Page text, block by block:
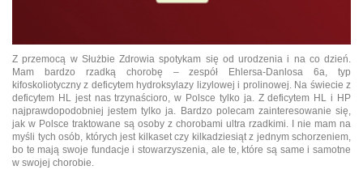
Z przemocą w Służbie Zdrowia spotykam się od urodzenia i na co dzień.
Mam bardzo rzadką chorobę – zespół Ehlersa-Danlosa 6a, typ
kifoskoliotyczny z deficytem hydroksylazy lizylowej i prolinowej. Na świecie z
deficytem HL jest nas trzynaścioro, w Polsce tylko ja. Z deficytem HL i HP
najprawdopodobniej jestem tylko ja. Bardzo polecam zainteresowanie się,
jak w Polsce traktowane są osoby z chorobami ultra rzadkimi. I nie mam na
myśli tych osób, których jest kilkaset czy kilkadziesiąt z jednym schorzeniem,
bo te mają swoje fundacje i stowarzyszenia, ale te, które są same i samotne
w swojej chorobie.